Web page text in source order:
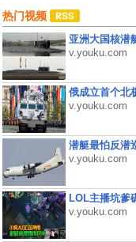
热门视频
亚洲大国核潜
v.youku.com
俄成立首个北
v.youku.com
潜艇最怕反潜
v.youku.com
LOL主播坑爹
v.youku.com